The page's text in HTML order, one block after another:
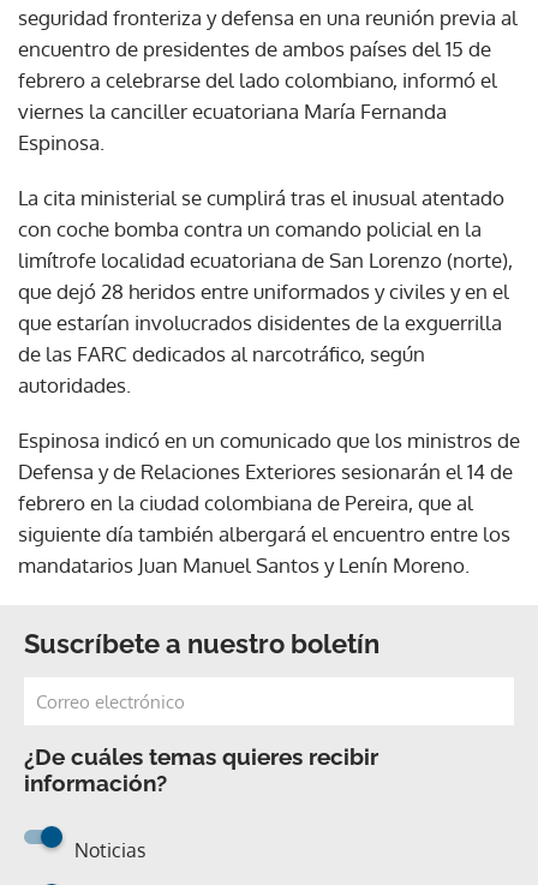
seguridad fronteriza y defensa en una reunión previa al
encuentro de presidentes de ambos países del 15 de
febrero a celebrarse del lado colombiano, informó el
viernes la canciller ecuatoriana María Fernanda
Espinosa.
La cita ministerial se cumplirá tras el inusual atentado
con coche bomba contra un comando policial en la
limítrofe localidad ecuatoriana de San Lorenzo (norte),
que dejó 28 heridos entre uniformados y civiles y en el
que estarían involucrados disidentes de la exguerrilla
de las FARC dedicados al narcotráfico, según
autoridades.
Espinosa indicó en un comunicado que los ministros de
Defensa y de Relaciones Exteriores sesionarán el 14 de
febrero en la ciudad colombiana de Pereira, que al
siguiente día también albergará el encuentro entre los
mandatarios Juan Manuel Santos y Lenín Moreno.
Suscríbete a nuestro boletín
¿De cuáles temas quieres recibir
información?
Noticias